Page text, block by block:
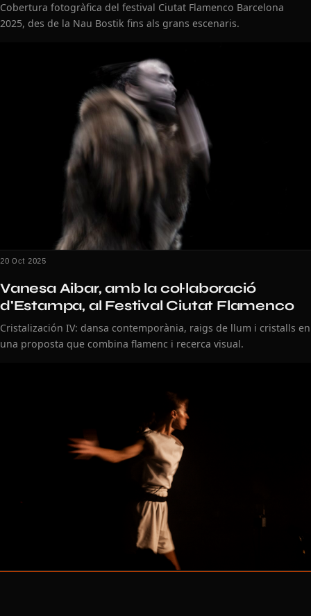
Cobertura fotogràfica del festival Ciutat Flamenco Barcelona
2025, des de la Nau Bostik fins als grans escenaris.
20 Oct 2025
Vanesa Aibar, amb la col·laboració
d'Estampa, al Festival Ciutat Flamenco
Cristalización IV: dansa contemporània, raigs de llum i cristalls en
una proposta que combina flamenc i recerca visual.